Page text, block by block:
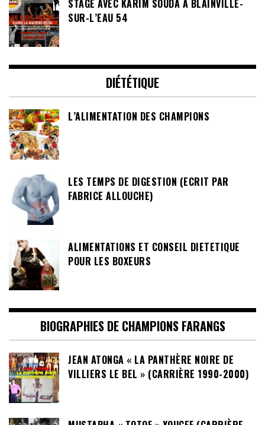
STAGE AVEC KARIM SOUDA À BLAINVILLE-
SUR-L’EAU 54
DIÉTÉTIQUE
L’ALIMENTATION DES CHAMPIONS
LES TEMPS DE DIGESTION (ECRIT PAR
FABRICE ALLOUCHE)
ALIMENTATIONS ET CONSEIL DIETETIQUE
POUR LES BOXEURS
BIOGRAPHIES DE CHAMPIONS FARANGS
JEAN ATONGA « LA PANTHÈRE NOIRE DE
VILLIERS LE BEL » (CARRIÈRE 1990-2000)